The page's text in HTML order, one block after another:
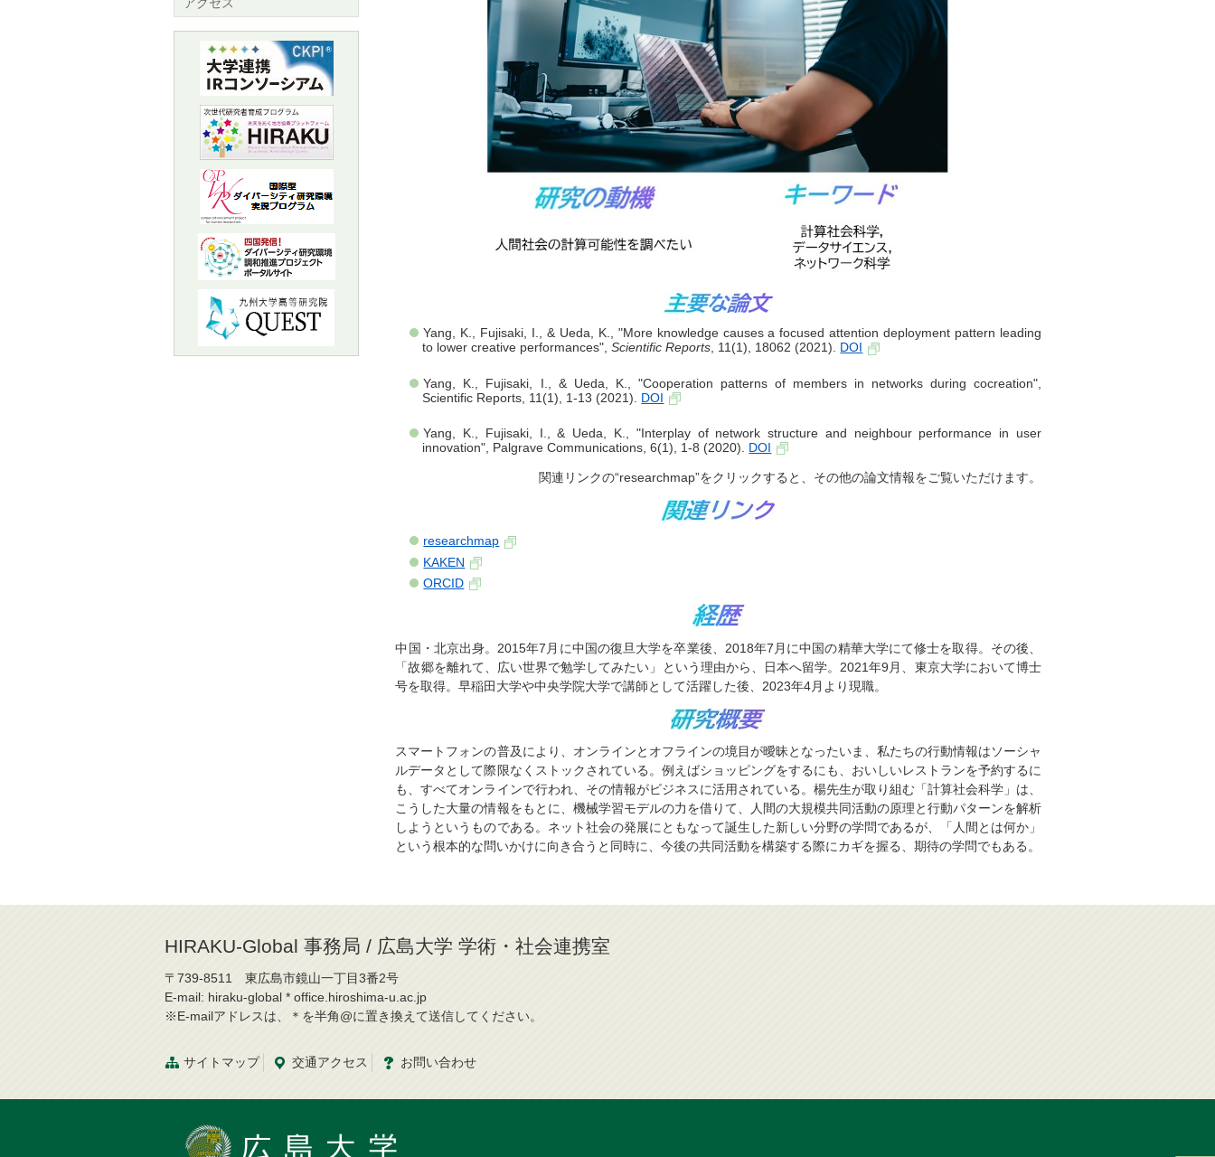
Yang, K., Fujisaki, I., & Ueda, K., "More knowledge causes a focused attention deployment pattern leading
to lower creative performances",Scientific Reports, 11(1), 18062 (2021). DOI
Yang, K., Fujisaki, I., & Ueda, K., "Cooperation patterns of members in networks during cocreation",
Scientific Reports, 11(1), 1-13 (2021). DOI
Yang, K., Fujisaki, I., & Ueda, K., "Interplay of network structure and neighbour performance in user
innovation", Palgrave Communications, 6(1), 1-8 (2020). DOI
関連リンクの“researchmap”をクリックすると、その他の論文情報をご覧いただけます。
researchmap
KAKEN
ORCID
中国・北京出身。2015年7月に中国の復旦大学を卒業後、2018年7月に中国の精華大学にて修士を取得。その後、
「故郷を離れて、広い世界で勉学してみたい」という理由から、日本へ留学。2021年9月、東京大学において博士
号を取得。早稲田大学や中央学院大学で講師として活躍した後、2023年4月より現職。
スマートフォンの普及により、オンラインとオフラインの境目が曖昧となったいま、私たちの行動情報はソーシャ
ルデータとして際限なくストックされている。例えばショッピングをするにも、おいしいレストランを予約するに
も、すべてオンラインで行われ、その情報がビジネスに活用されている。楊先生が取り組む「計算社会科学」は、
こうした大量の情報をもとに、機械学習モデルの力を借りて、人間の大規模共同活動の原理と行動パターンを解析
しようというものである。ネット社会の発展にともなって誕生した新しい分野の学問であるが、「人間とは何か」
という根本的な問いかけに向き合うと同時に、今後の共同活動を構築する際にカギを握る、期待の学問でもある。
HIRAKU-Global 事務局 / 広島大学 学術・社会連携室
〒739-8511 東広島市鏡山一丁目3番2号
E-mail: hiraku-global * office.hiroshima-u.ac.jp
※E-mailアドレスは、＊を半角@に置き換えて送信してください。
サイトマップ 交通アクセス お問い合わせ